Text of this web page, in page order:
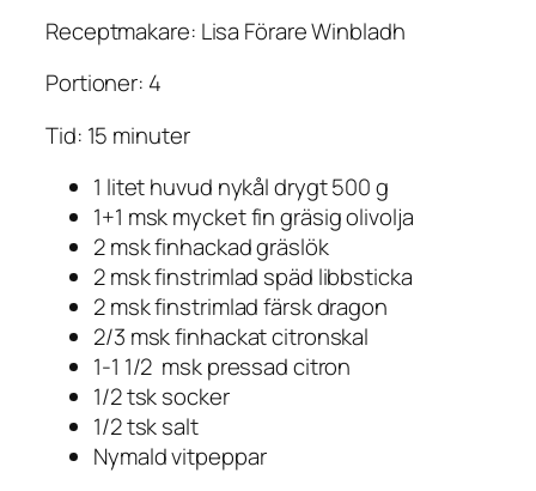
Receptmakare: Lisa Förare Winbladh
Portioner: 4
Tid: 15 minuter
1 litet huvud nykål drygt 500 g
1+1 msk mycket fin gräsig olivolja
2 msk finhackad gräslök
2 msk finstrimlad späd libbsticka
2 msk finstrimlad färsk dragon
2/3 msk finhackat citronskal
1-1 1/2 msk pressad citron
1/2 tsk socker
1/2 tsk salt
Nymald vitpeppar